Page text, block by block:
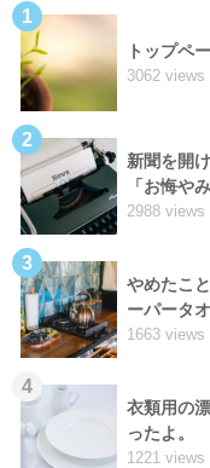
1
トップペ
3062 views
2
新聞を開
「お悔や
2988 views
3
やめたこ
ーパータ
1663 views
4
衣類用の
ったよ。
1221 views